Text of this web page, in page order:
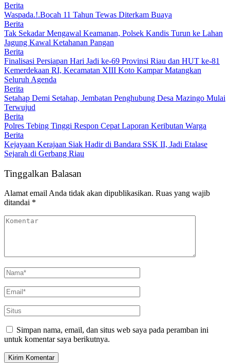
Berita
Waspada.!.Bocah 11 Tahun Tewas Diterkam Buaya
Berita
Tak Sekadar Mengawal Keamanan, Polsek Kandis Turun ke Lahan
Jagung Kawal Ketahanan Pangan
Berita
Finalisasi Persiapan Hari Jadi ke-69 Provinsi Riau dan HUT ke-81
Kemerdekaan RI, Kecamatan XIII Koto Kampar Matangkan
Seluruh Agenda
Berita
Setahap Demi Setahap, Jembatan Penghubung Desa Mazingo Mulai
Terwujud
Berita
Polres Tebing Tinggi Respon Cepat Laporan Keributan Warga
Berita
Kejayaan Kerajaan Siak Hadir di Bandara SSK II, Jadi Etalase
Sejarah di Gerbang Riau
Tinggalkan Balasan
Alamat email Anda tidak akan dipublikasikan. Ruas yang wajib
ditandai *
Simpan nama, email, dan situs web saya pada peramban ini
untuk komentar saya berikutnya.